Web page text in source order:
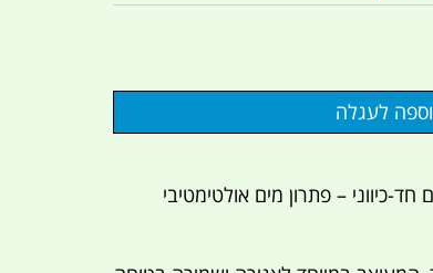
ונשם חד-כיווני – פתרון מים אולטימטיבי